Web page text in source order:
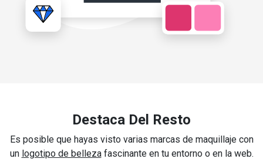
Destaca Del Resto
Es posible que hayas visto varias marcas de maquillaje con
un logotipo de bellezafascinante en tu entorno o en la web.